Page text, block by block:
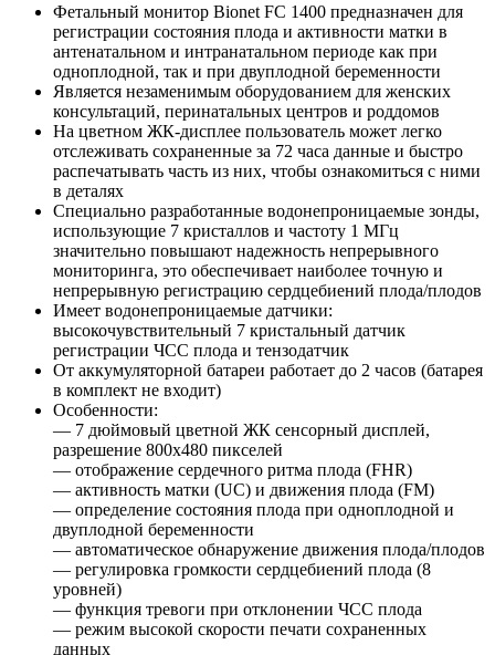
Фетальный монитор Bionet FC 1400 предназначен для
регистрации состояния плода и активности матки в
антенатальном и интранатальном периоде как при
одноплодной, так и при двуплодной беременности
Является незаменимым оборудованием для женских
консультаций, перинатальных центров и роддомов
На цветном ЖК-дисплее пользователь может легко
отслеживать сохраненные за 72 часа данные и быстро
распечатывать часть из них, чтобы ознакомиться с ними
в деталях
Специально разработанные водонепроницаемые зонды,
использующие 7 кристаллов и частоту 1 МГц
значительно повышают надежность непрерывного
мониторинга, это обеспечивает наиболее точную и
непрерывную регистрацию сердцебиений плода/плодов
Имеет водонепроницаемые датчики:
высокочувствительный 7 кристальный датчик
регистрации ЧСС плода и тензодатчик
От аккумуляторной батареи работает до 2 часов (батарея
в комплект не входит)
Особенности:
— 7 дюймовый цветной ЖК сенсорный дисплей,
разрешение 800х480 пикселей
— отображение сердечного ритма плода (FHR)
— активность матки (UC) и движения плода (FM)
— определение состояния плода при одноплодной и
двуплодной беременности
— автоматическое обнаружение движения плода/плодов
— регулировка громкости сердцебиений плода (8
уровней)
— функция тревоги при отклонении ЧСС плода
— режим высокой скорости печати сохраненных
данных